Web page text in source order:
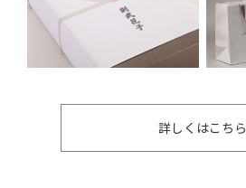
詳しくはこちら